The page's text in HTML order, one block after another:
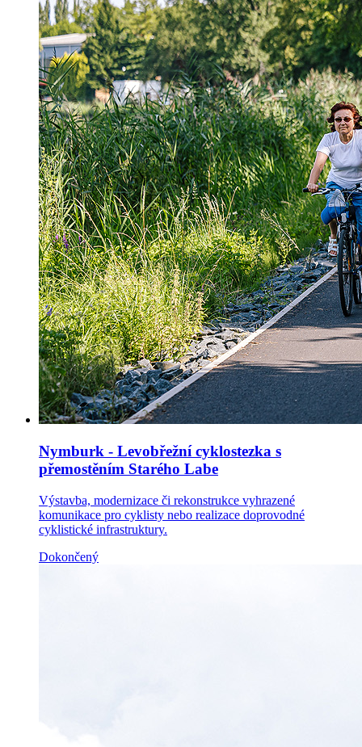
Nymburk - Levobřežní cyklostezka s
přemostěním Starého Labe
Výstavba, modernizace či rekonstrukce vyhrazené
komunikace pro cyklisty nebo realizace doprovodné
cyklistické infrastruktury.
Dokončený